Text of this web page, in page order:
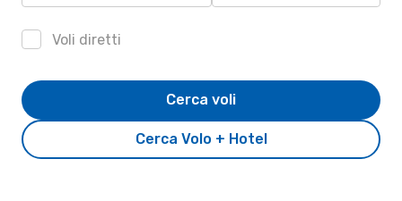
Voli diretti
Cerca Volo + Hotel
Cerca voli